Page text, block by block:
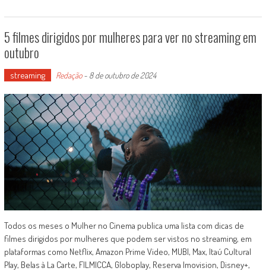
5 filmes dirigidos por mulheres para ver no streaming em
outubro
streaming Redação- 8 de outubro de 2024
Todos os meses o Mulher no Cinema publica uma lista com dicas de
filmes dirigidos por mulheres que podem ser vistos no streaming, em
plataformas como Netflix, Amazon Prime Video, MUBI, Max, Itaú Cultural
Play, Belas à La Carte, FILMICCA, Globoplay, Reserva Imovision, Disney+,